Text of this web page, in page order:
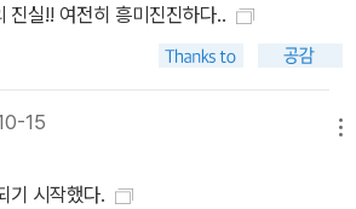
진실!! 여전히 흥미진진하다..
15
기 시작했다.